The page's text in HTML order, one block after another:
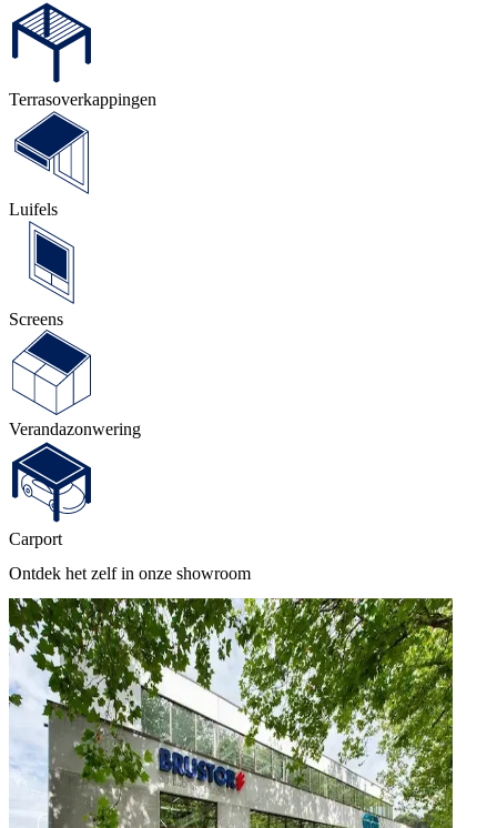
Terras­overkappingen
Luifels
Screens
Veranda­zonwering
Carport
Ontdek het zelf in onze showroom